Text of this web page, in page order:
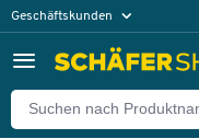
Geschäftskunden
Zurück